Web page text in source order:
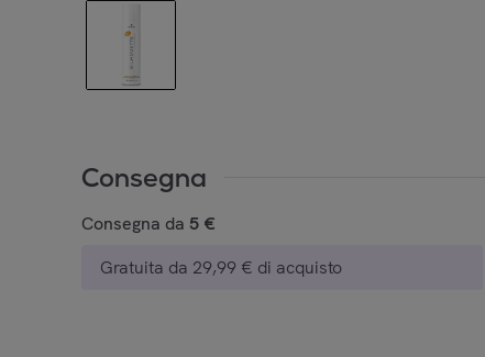
Consegna
Consegna da 5 €
Gratuita da 29,99 € di acquisto